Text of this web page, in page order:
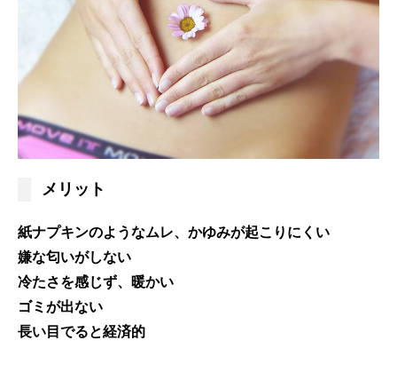
メリット
紙ナプキンのようなムレ、かゆみが起こりにくい
嫌な匂いがしない
冷たさを感じず、暖かい
ゴミが出ない
長い目でると経済的